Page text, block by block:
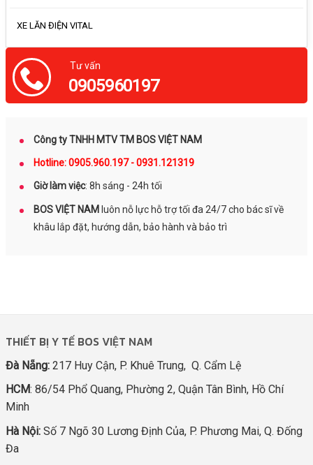
XE LĂN ĐIỆN VITAL
Tư vấn
0905960197
Công ty TNHH MTV TM BOS VIỆT NAM
Hotline: 0905.960.197 - 0931.121319
Giờ làm việc: 8h sáng - 24h tối
BOS VIỆT NAM luôn nỗ lực hỗ trợ tối đa 24/7 cho bác sĩ về
khâu lắp đặt, hướng dẫn, bảo hành và bảo trì
THIẾT BỊ Y TẾ BOS VIỆT NAM
Đà Nẵng: 217 Huy Cận, P. Khuê Trung, Q. Cẩm Lệ
HCM: 86/54 Phổ Quang, Phường 2, Quận Tân Bình, Hồ Chí
Minh
Hà Nội: Số 7 Ngõ 30 Lương Định Của, P. Phương Mai, Q. Đống
Đa